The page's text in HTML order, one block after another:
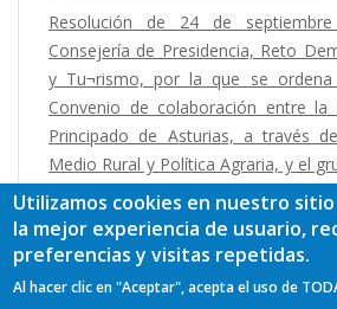
Resolución de 24 de
Consejería de Presidencia, Reto
y Tu¬rismo, por la que se ordena
Convenio de colaboración entre la
Principado de Asturias, a través
Medio Rural y Política Agraria, y el
Desarrollo de la Comarca Oscos-
de la estrategia de desarrollo local
marco del FEMPA.
Utilizamos cookies en nuestro
la mejor experiencia de usuario,
preferencias y visitas repetidas.
Al hacer clic en "Aceptar", acepta el uso de